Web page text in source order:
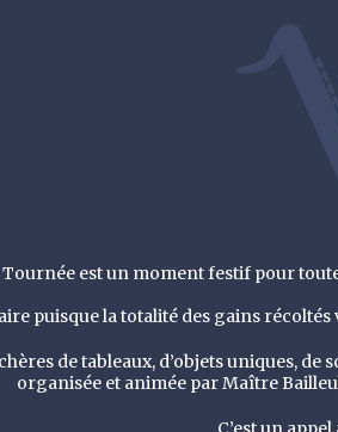
Tournée est un moment festif pour
puisque la totalité des gains
de tableaux, d’objets uniques,
organisée et animée par Maître